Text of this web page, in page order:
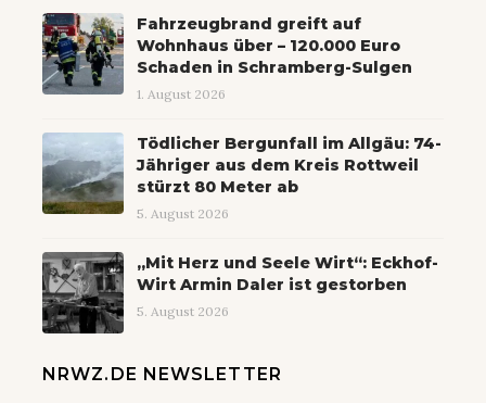
Fahrzeugbrand greift auf
Wohnhaus über – 120.000 Euro
Schaden in Schramberg-Sulgen
1. August 2026
Tödlicher Bergunfall im Allgäu: 74-
Jähriger aus dem Kreis Rottweil
stürzt 80 Meter ab
5. August 2026
„Mit Herz und Seele Wirt“: Eckhof-
Wirt Armin Daler ist gestorben
5. August 2026
NRWZ.DE NEWSLETTER